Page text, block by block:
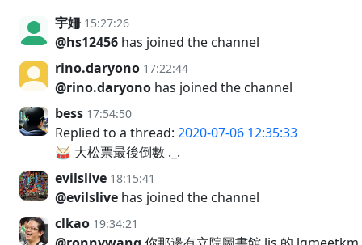
宇姍 15:27:26
@hs12456 has joined the channel
rino.daryono 17:22:44
@rino.daryono has joined the channel
bess 17:54:50
Replied to a thread: 2020-07-06 12:35:33
🥁 大松票最後倒數 ._.
evilslive 18:15:41
@evilslive has joined the channel
clkao 19:34:21